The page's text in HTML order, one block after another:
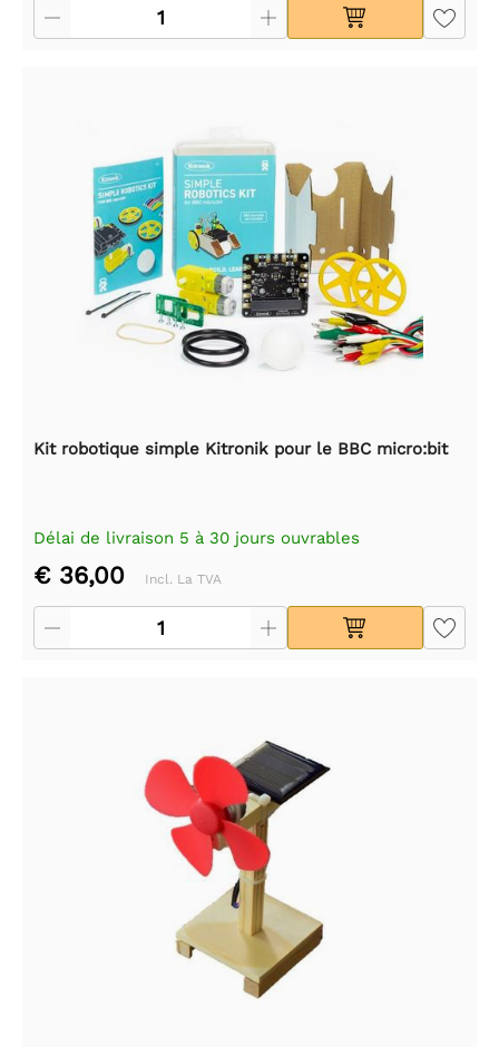
Kit robotique simple Kitronik pour le BBC micro:bit
Délai de livraison 5 à 30 jours ouvrables
€ 36,00 Incl. La TVA